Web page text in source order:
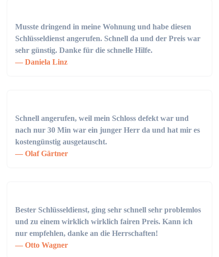
Musste dringend in meine Wohnung und habe diesen
Schlüsseldienst angerufen. Schnell da und der Preis war
sehr günstig. Danke für die schnelle Hilfe.
Daniela Linz
Schnell angerufen, weil mein Schloss defekt war und
nach nur 30 Min war ein junger Herr da und hat mir es
kostengünstig ausgetauscht.
Olaf Gärtner
Bester Schlüsseldienst, ging sehr schnell sehr problemlos
und zu einem wirklich wirklich fairen Preis. Kann ich
nur empfehlen, danke an die Herrschaften!
Otto Wagner